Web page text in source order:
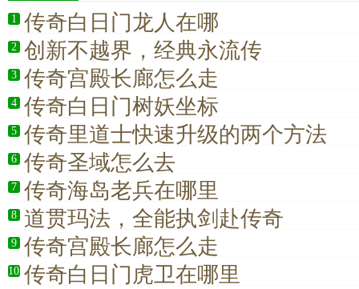
1 传奇白日门龙人在哪
2 创新不越界，经典永流传
3 传奇宫殿长廊怎么走
4 传奇白日门树妖坐标
5 传奇里道士快速升级的两个方法
6 传奇圣域怎么去
7 传奇海岛老兵在哪里
8 道贯玛法，全能执剑赴传奇
9 传奇宫殿长廊怎么走
10 传奇白日门虎卫在哪里